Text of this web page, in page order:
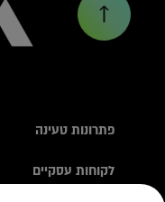
פתרונות טעינה
טסלה
עמדות טעינה
לקוחות עסקיים